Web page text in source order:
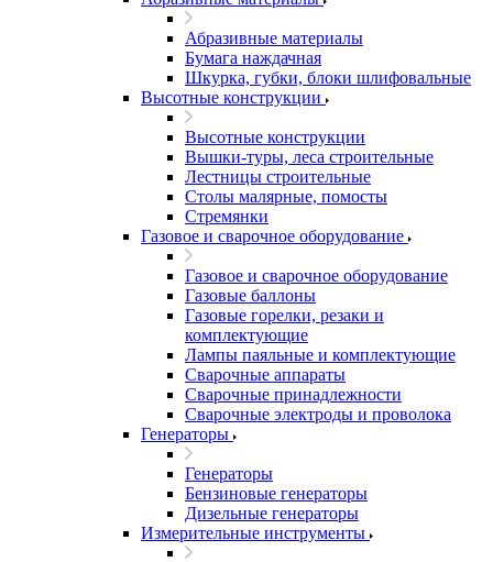
Абразивные материалы
Бумага наждачная
Шкурка, губки, блоки шлифовальные
Высотные конструкции
Высотные конструкции
Вышки-туры, леса строительные
Лестницы строительные
Столы малярные, помосты
Стремянки
Газовое и сварочное оборудование
Газовое и сварочное оборудование
Газовые баллоны
Газовые горелки, резаки и
комплектующие
Лампы паяльные и комплектующие
Сварочные аппараты
Сварочные принадлежности
Сварочные электроды и проволока
Генераторы
Генераторы
Бензиновые генераторы
Дизельные генераторы
Измерительные инструменты